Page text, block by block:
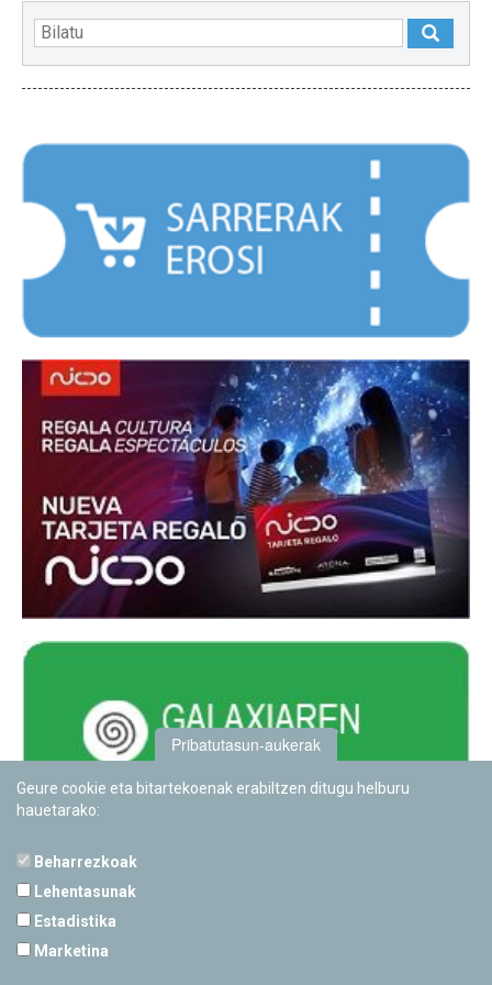
Pribatutasun-aukerak
Geure cookie eta bitartekoenak erabiltzen ditugu helburu
hauetarako:
Beharrezkoak
Lehentasunak
Estadistika
Marketina